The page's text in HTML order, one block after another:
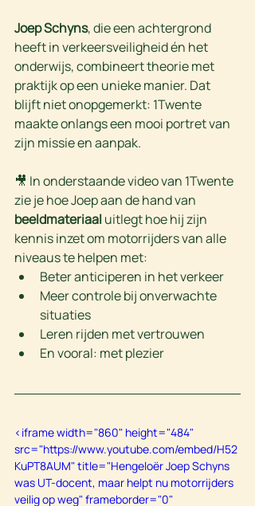
Joep Schyns, die een achtergrond
heeft in verkeersveiligheid én het
onderwijs, combineert theorie met
praktijk op een unieke manier. Dat
blijft niet onopgemerkt: 1Twente
maakte onlangs een mooi portret van
zijn missie en aanpak.
🎥 In onderstaande video van 1Twente
zie je hoe Joep aan de hand van
beeldmateriaal uitlegt hoe hij zijn
kennis inzet om motorrijders van alle
niveaus te helpen met:
Beter anticiperen in het verkeer
Meer controle bij onverwachte
situaties
Leren rijden met vertrouwen
En vooral: met plezier
<iframe width="860" height="484"
src="https://www.youtube.com/embed/H52
KuPT8AUM" title="Hengeloër Joep Schyns
was UT-docent, maar helpt nu motorrijders
veilig op weg" frameborder="0"